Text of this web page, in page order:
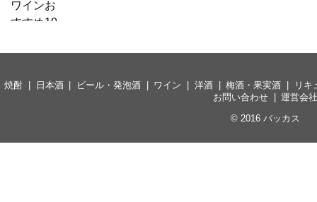
焼酎 日本酒 ビール・発泡酒 ワイン 洋酒 梅酒・果実酒
リキ
お問い合わせ
運営会
© 2016 バッカス